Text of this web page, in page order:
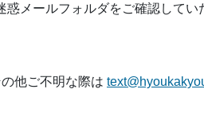
惑メールフォルダをご確認して
他ご不明な際は